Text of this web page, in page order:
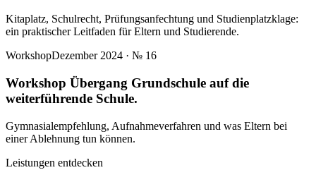
Kitaplatz, Schulrecht, Prüfungsanfechtung und Studienplatzklage:
ein praktischer Leitfaden für Eltern und Studierende.
WorkshopDezember 2024 · № 16
Workshop Übergang Grundschule auf die
weiterführende Schule.
Gymnasialempfehlung, Aufnahmeverfahren und was Eltern bei
einer Ablehnung tun können.
Leistungen entdecken